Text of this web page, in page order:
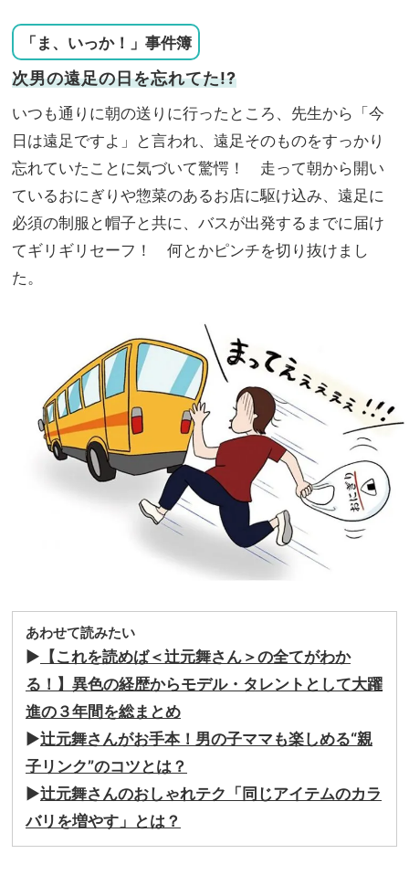
「ま、いっか！」事件簿
次男の遠足の日を忘れてた!?
いつも通りに朝の送りに行ったところ、先生から「今
日は遠足ですよ」と言われ、遠足そのものをすっかり
忘れていたことに気づいて驚愕！ 走って朝から開い
ているおにぎりや惣菜のあるお店に駆け込み、遠足に
必須の制服と帽子と共に、バスが出発するまでに届け
てギリギリセーフ！ 何とかピンチを切り抜けまし
た。
あわせて読みたい
▶︎ 【これを読めば＜辻元舞さん＞の全てがわか
る！】異色の経歴からモデル・タレントとして大躍
進の３年間を総まとめ
▶︎辻元舞さんがお手本！男の子ママも楽しめる“親
子リンク”のコツとは？
▶︎辻元舞さんのおしゃれテク「同じアイテムのカラ
バリを増やす」とは？